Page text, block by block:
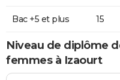
Bac +5 et plus 15
Niveau de diplôme
femmes à Izaourt